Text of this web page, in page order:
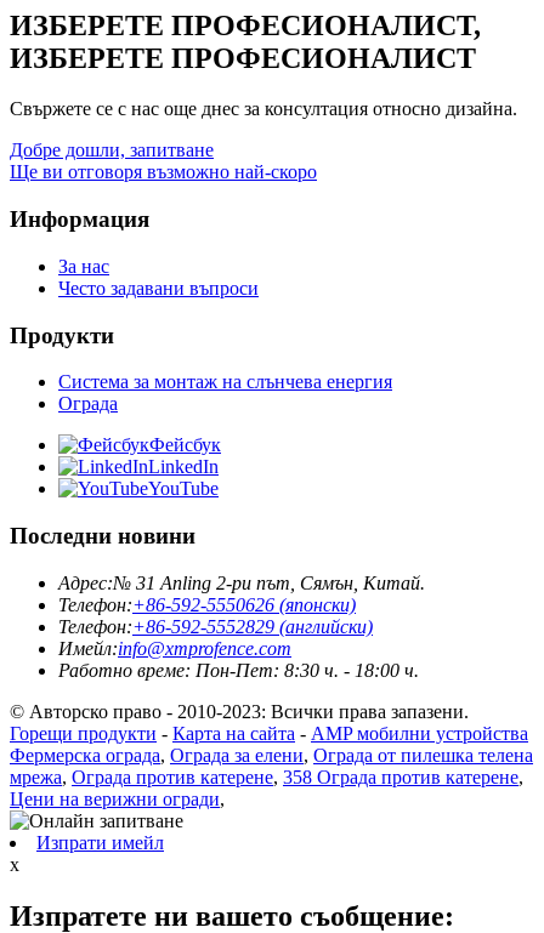
ИЗБЕРЕТЕ ПРОФЕСИОНАЛИСТ,
ИЗБЕРЕТЕ ПРОФЕСИОНАЛИСТ
Свържете се с нас още днес за консултация относно дизайна.
Добре дошли, запитване
Ще ви отговоря възможно най-скоро
Информация
За нас
Често задавани въпроси
Продукти
Система за монтаж на слънчева енергия
Ограда
Фейсбук
LinkedIn
YouTube
Последни новини
Адрес:№ 31 Anling 2-ри път, Сямън, Китай.
Телефон:+86-592-5550626 (японски)
Телефон:+86-592-5552829 (английски)
Имейл:info@xmprofence.com
Работно време: Пон-Пет: 8:30 ч. - 18:00 ч.
© Авторско право - 2010-2023: Всички права запазени.
Горещи продукти - Карта на сайта - AMP мобилни устройства
Фермерска ограда, Ограда за елени, Ограда от пилешка телена
мрежа, Ограда против катерене, 358 Ограда против катерене,
Цени на верижни огради,
Изпрати имейл
x
Изпратете ни вашето съобщение: